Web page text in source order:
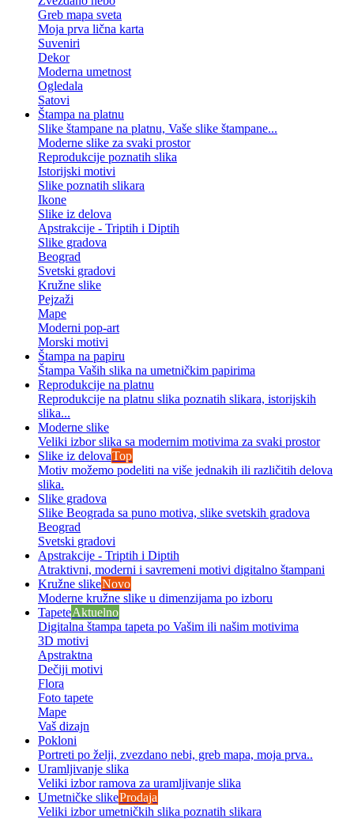
Greb mapa sveta
Moja prva lična karta
Suveniri
Dekor
Moderna umetnost
Ogledala
Satovi
Štampa na platnu
Slike štampane na platnu, Vaše slike štampane...
Moderne slike za svaki prostor
Reprodukcije poznatih slika
Istorijski motivi
Slike poznatih slikara
Ikone
Slike iz delova
Apstrakcije - Triptih i Diptih
Slike gradova
Beograd
Svetski gradovi
Kružne slike
Pejzaži
Mape
Moderni pop-art
Morski motivi
Štampa na papiru
Štampa Vaših slika na umetničkim papirima
Reprodukcije na platnu
Reprodukcije na platnu slika poznatih slikara, istorijskih
slika...
Moderne slike
Veliki izbor slika sa modernim motivima za svaki prostor
Slike iz delovaTop
Motiv možemo podeliti na više jednakih ili različitih delova
slika.
Slike gradova
Slike Beograda sa puno motiva, slike svetskih gradova
Beograd
Svetski gradovi
Apstrakcije - Triptih i Diptih
Atraktivni, moderni i savremeni motivi digitalno štampani
Kružne slikeNovo
Moderne kružne slike u dimenzijama po izboru
TapeteAktuelno
Digitalna štampa tapeta po Vašim ili našim motivima
3D motivi
Apstraktna
Dečiji motivi
Flora
Foto tapete
Mape
Vaš dizajn
Pokloni
Portreti po želji, zvezdano nebi, greb mapa, moja prva..
Uramljivanje slika
Veliki izbor ramova za uramljivanje slika
Umetničke slikeProdaja
Veliki izbor umetničkih slika poznatih slikara